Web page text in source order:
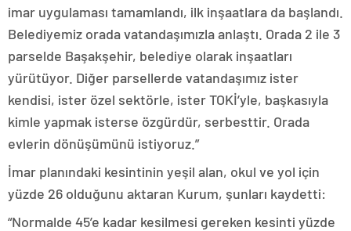
imar uygulaması tamamlandı, ilk inşaatlara da başlandı.
Belediyemiz orada vatandaşımızla anlaştı. Orada 2 ile 3
parselde Başakşehir, belediye olarak inşaatları
yürütüyor. Diğer parsellerde vatandaşımız ister
kendisi, ister özel sektörle, ister TOKİ’yle, başkasıyla
kimle yapmak isterse özgürdür, serbesttir. Orada
evlerin dönüşümünü istiyoruz.”
İmar planındaki kesintinin yeşil alan, okul ve yol için
yüzde 26 olduğunu aktaran Kurum, şunları kaydetti:
“Normalde 45’e kadar kesilmesi gereken kesinti yüzde